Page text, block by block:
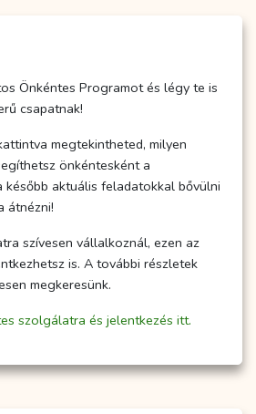
Önkéntes Programot és légy te is
csapatnak!
megtekintheted, milyen
önkéntesként a
később aktuális feladatokkal bővülni
átnézni!
szívesen vállalkoznál, ezen az
is. A további részletek
megkeresünk.
szolgálatra és jelentkezés itt.